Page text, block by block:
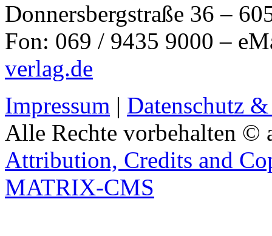
Donnersbergstraße 36 –
Fon: 069 / 9435 9000 –
verlag.de
Impressum | Datenschutz
Alle Rechte vorbehalten ©
Attribution, Credits and
MATRIX-CMS